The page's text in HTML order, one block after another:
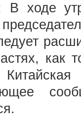
В ходе
как